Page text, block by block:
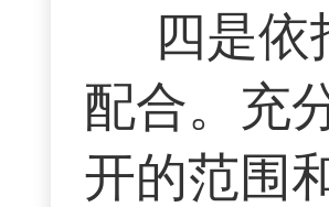
四是
配合。充
开的范围